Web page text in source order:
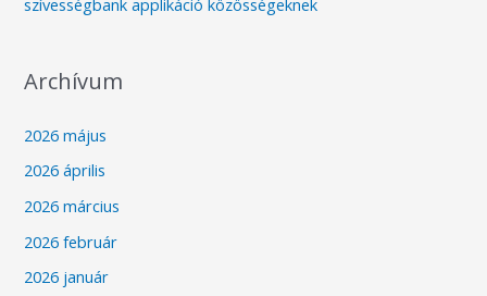
Archívum
2026 május
2026 április
2026 március
2026 február
2026 január